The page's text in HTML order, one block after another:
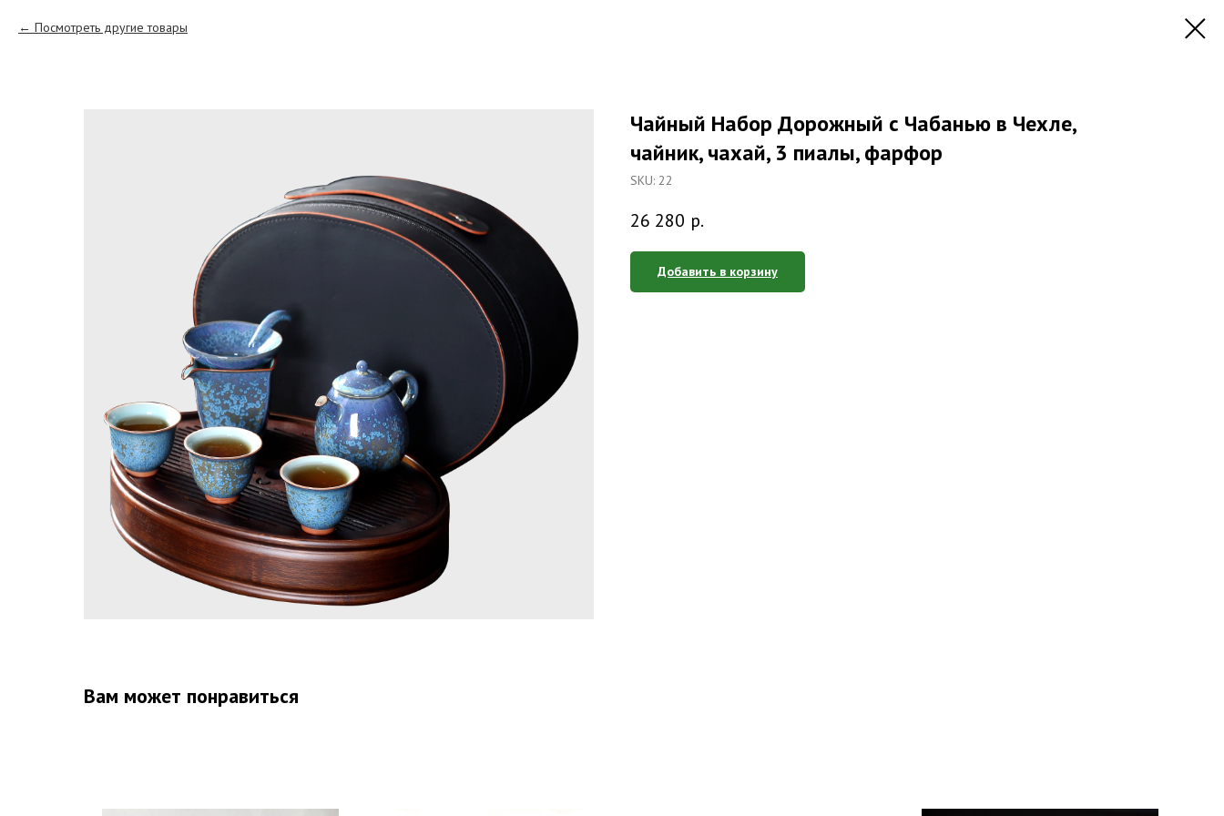
Посмотреть другие товары
Чайный Набор Дорожный с Чабанью в Чехле,
чайник, чахай, 3 пиалы, фарфор
SKU: 22
26 280 р.
Добавить в корзину
Вам может понравиться